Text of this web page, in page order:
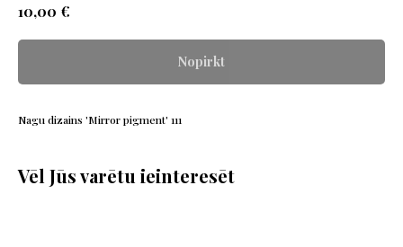
10,00 €
Nopirkt
Nagu dizains 'Mirror pigment' 111
Vēl Jūs varētu ieinteresēt